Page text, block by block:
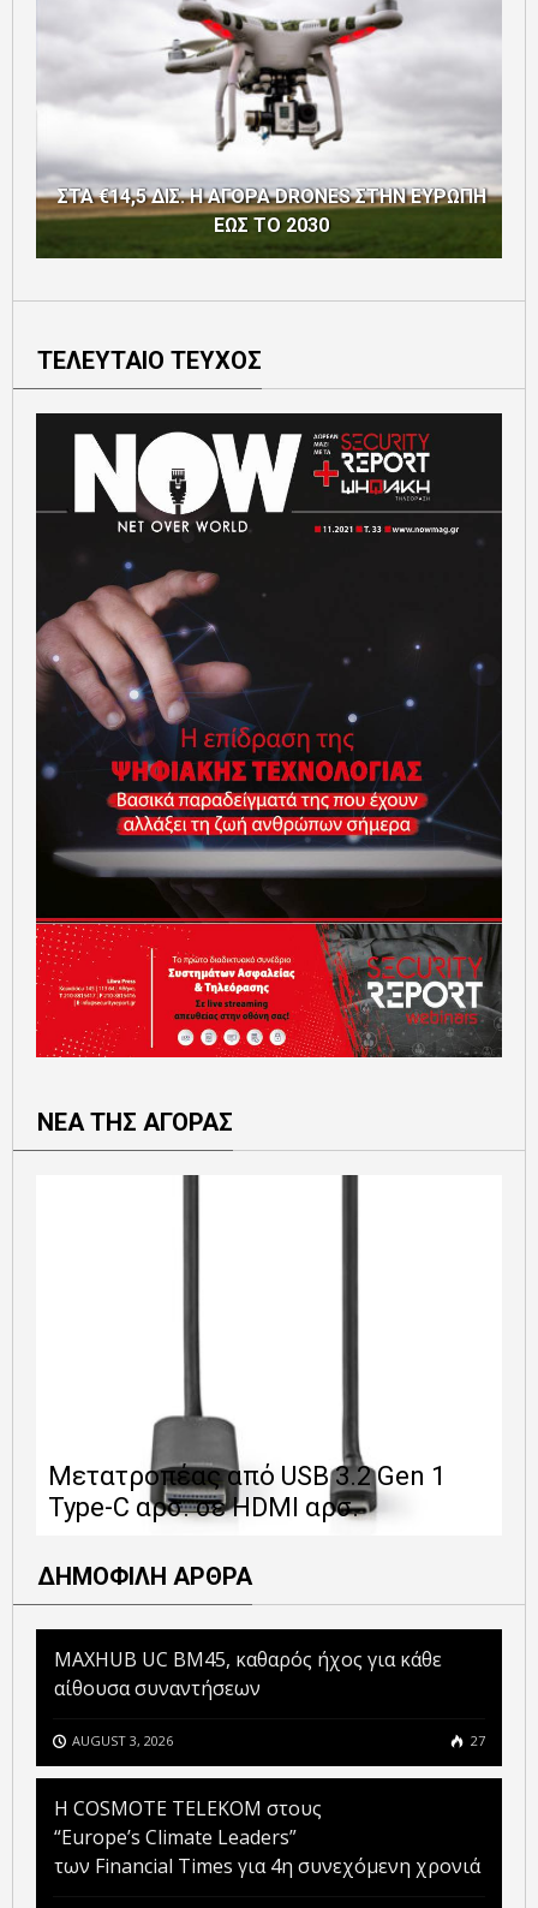
ΣΤΑ €14,5 ΔΙΣ. Η ΑΓΟΡΑ DRONES ΣΤΗΝ ΕΥΡΩΠΗ
ΕΩΣ ΤΟ 2030
ΤΕΛΕΥΤΑΙΟ ΤΕΥΧΟΣ
ΝΕΑ ΤΗΣ ΑΓΟΡΑΣ
Μετατροπέας από USB 3.2 Gen 1
Type-C αρσ. σε HDMI αρσ.
ΔΗΜΟΦΙΛΗ ΑΡΘΡΑ
MAXHUB UC BM45, καθαρός ήχος για κάθε
αίθουσα συναντήσεων
AUGUST 3, 2026 27
Η COSMOTE TELEKOM στους
“Europe’s Climate Leaders”
των Financial Times για 4η συνεχόμενη χρονιά